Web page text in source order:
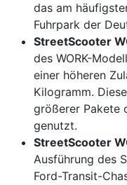
das am
Fuhrpark der
StreetScooter
des WORK-
einer höheren
Kilogramm.
größerer Pakete
genutzt.
StreetScooter
Ausführung des
Ford-Transit-